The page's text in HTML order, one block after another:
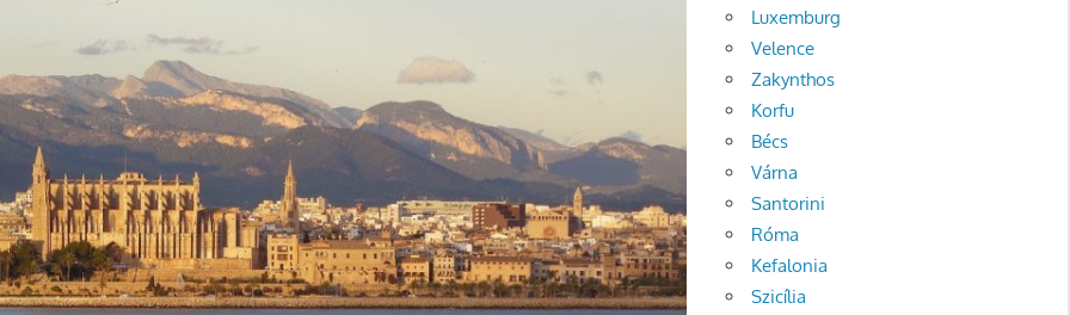
Luxemburg
Velence
Zakynthos
Korfu
Bécs
Várna
Santorini
Róma
Kefalonia
Szicília